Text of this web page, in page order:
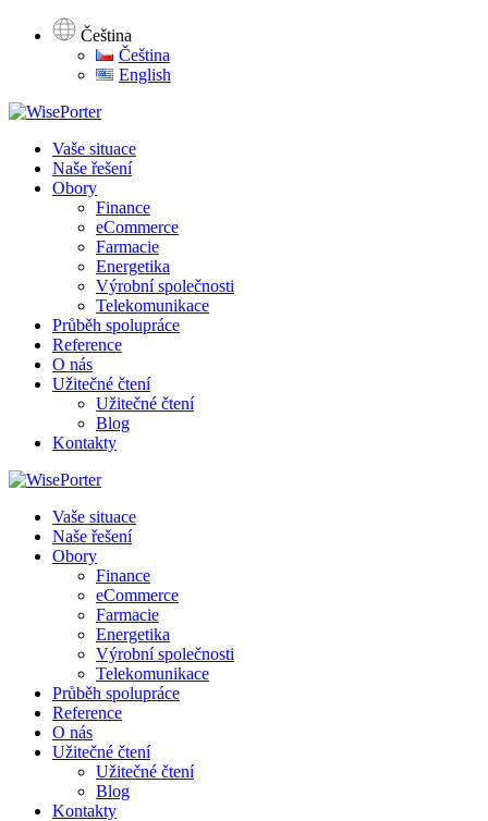
Čeština
Čeština
English
Vaše situace
Naše řešení
Obory
Finance
eCommerce
Farmacie
Energetika
Výrobní společnosti
Telekomunikace
Průběh spolupráce
Reference
O nás
Užitečné čtení
Užitečné čtení
Blog
Kontakty
Vaše situace
Naše řešení
Obory
Finance
eCommerce
Farmacie
Energetika
Výrobní společnosti
Telekomunikace
Průběh spolupráce
Reference
O nás
Užitečné čtení
Užitečné čtení
Blog
Kontakty